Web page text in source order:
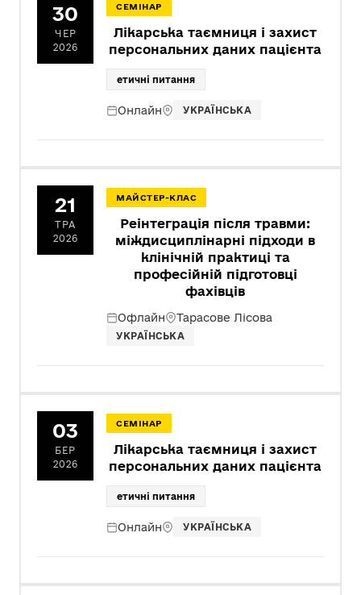
30
ЧЕР
2026
СЕМІНАР
Лікарська таємниця і захист
персональних даних пацієнта
етичні питання
Онлайн УКРАЇНСЬКА
21
ТРА
2026
МАЙСТЕР-КЛАС
Реінтеграція після травми:
міждисциплінарні підходи в
клінічній практиці та
професійній підготовці
фахівців
Офлайн Тарасове Лісова
УКРАЇНСЬКА
03
БЕР
2026
СЕМІНАР
Лікарська таємниця і захист
персональних даних пацієнта
етичні питання
Онлайн УКРАЇНСЬКА